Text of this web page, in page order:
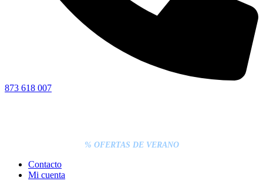
873 618 007
% OFERTAS DE VERANO
Contacto
Mi cuenta